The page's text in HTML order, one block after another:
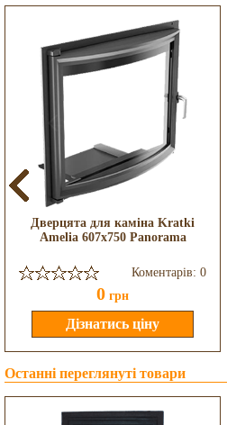
Дверцята для каміна Kratki
Amelia 607x750 Panorama
Коментарів: 0
0 грн
Останні переглянуті товари